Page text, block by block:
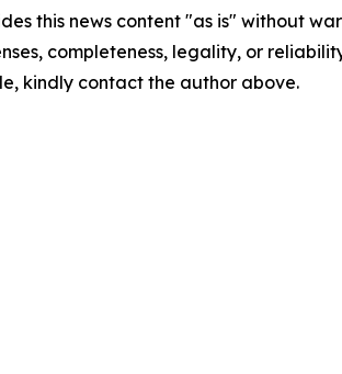
this news content "as is" without
completeness, legality, or
kindly contact the author above.